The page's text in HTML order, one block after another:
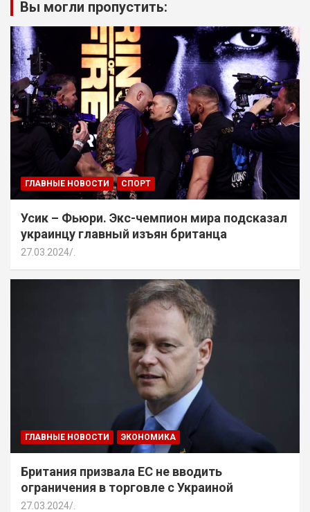
Вы могли пропустить:
ГЛАВНЫЕ НОВОСТИ СПОРТ
Усик – Фьюри. Экс-чемпион мира подсказал
украинцу главный изъян британца
27.03.2024 .
ГЛАВНЫЕ НОВОСТИ ЭКОНОМИКА
Британия призвала ЕС не вводить
ограничения в торговле с Украиной
27.03.2024